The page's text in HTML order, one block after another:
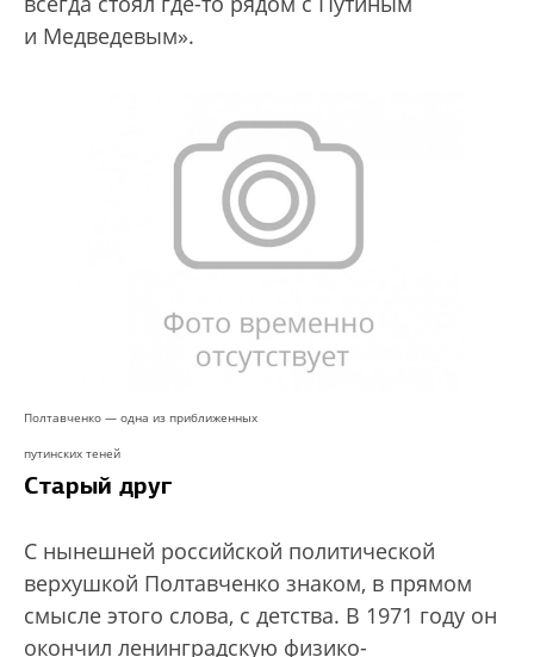
и Медведевым».
Полтавченко — одна из приближенных
путинских теней
Старый друг
С нынешней российской политической
верхушкой Полтавченко знаком, в прямом
смысле этого слова, с детства. В 1971 году он
окончил ленинградскую физико-